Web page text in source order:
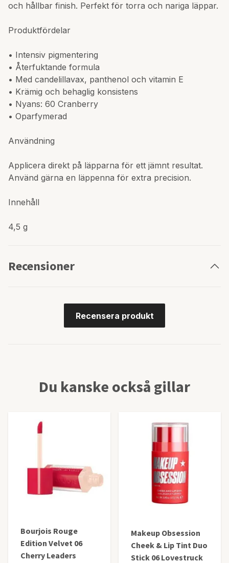
och hållbar finish. Perfekt för torra och nariga läppar.
Produktfördelar
• Intensiv pigmentering
• Återfuktande formula
• Med candelillavax, panthenol och vitamin E
• Krämig och behaglig konsistens
• Nyans: 60 Cranberry
• Oparfymerad
Användning
Applicera direkt på läpparna för ett jämnt resultat.
Använd gärna en läppenna för extra precision.
Innehåll
4,5 g
Recensioner
Recensera produkt
Du kanske också gillar
Bourjois Rouge
Edition Velvet 06
Cherry Leaders
Makeup Obsession
Cheek & Lip Tint Duo
Stick 06 Lovestruck